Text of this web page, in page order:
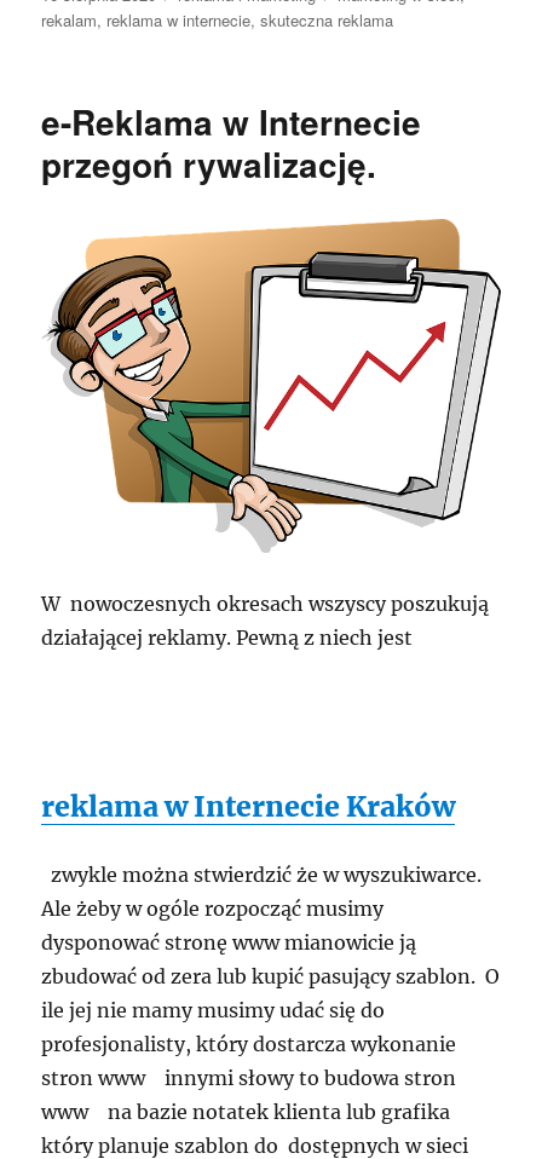
publikacji
rekalam, reklama w internecie,skuteczna reklama
e-Reklama w Internecie
przegoń rywalizację.
W nowoczesnych okresach wszyscy poszukują
działającej reklamy. Pewną z niech jest
reklama w Internecie Kraków
zwykle można stwierdzić że w wyszukiwarce.
Ale żeby w ogóle rozpocząć musimy
dysponować stronę www mianowicie ją
zbudować od zera lub kupić pasujący szablon. O
ile jej nie mamy musimy udać się do
profesjonalisty, który dostarcza wykonanie
stron www innymi słowy to budowa stron
www na bazie notatek klienta lub grafika
który planuje szablon do dostępnych w sieci